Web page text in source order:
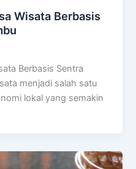
Wisata Berbasis
Berbasis Sentra
menjadi salah satu
lokal yang semakin